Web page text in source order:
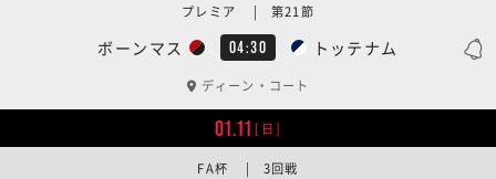
ボーンマス 04:30 トッテナム
プレミア | 第21節
ディーン・コート
01.11 [日]
FA杯 | 3回戦